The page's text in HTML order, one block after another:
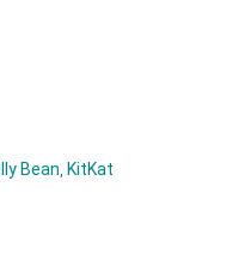
Bean KitKat